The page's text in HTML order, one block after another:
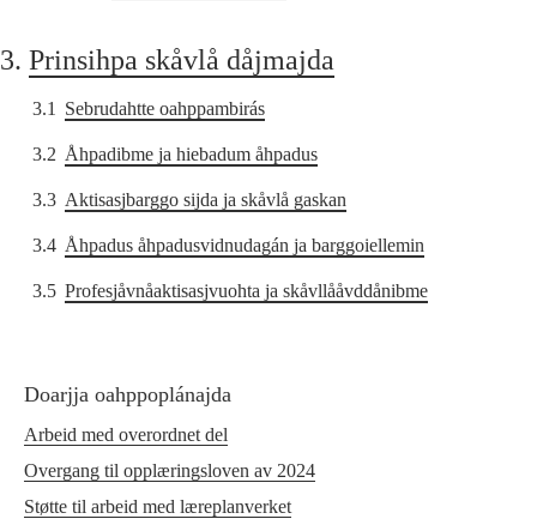
3. Prinsihpa skåvlå dåjmajda
3.1 Sebrudahtte oahppambirás
3.2 Åhpadibme ja hiebadum åhpadus
3.3 Aktisasjbarggo sijda ja skåvlå gaskan
3.4 Åhpadus åhpadusvidnudagán ja barggoiellemin
3.5 Profesjåvnåaktisasjvuohta ja skåvllååvddånibme
Doarjja oahppoplánajda
Arbeid med overordnet del
Overgang til opplæringsloven av 2024
Støtte til arbeid med læreplanverket